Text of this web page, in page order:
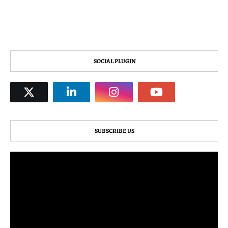
SOCIAL PLUGIN
SUBSCRIBE US